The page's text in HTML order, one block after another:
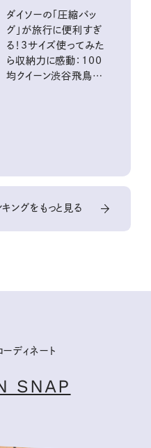
ダイソーの「圧縮バッ
グ」が旅行に便利すぎ
る！3サイズ使ってみた
ら収納力に感動：100
均クイーン渋谷飛鳥の
キングをもっと見る
ディネート
SNAP